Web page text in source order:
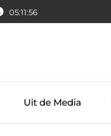
05:11:57
Uit de Media